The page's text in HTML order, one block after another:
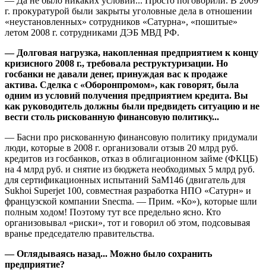
г. прокуратурой были закрыты уголовные дела в отношении
«неустановленных» сотрудников «Сатурна», «пошитые»
летом 2008 г. сотрудниками ДЭБ МВД РФ.
— Долговая нагрузка, накопленная предприятием к концу
кризисного 2008 г., требовала реструктуризации. Но
госбанки не давали денег, принуждая вас к продаже
актива. Сделка с «Оборонпромом», как говорят, была
одним из условий получения предприятием кредита. Вы
как руководитель должны были предвидеть ситуацию и не
вести столь рискованную финансовую политику...
— Басни про рискованную финансовую политику придумали
люди, которые в 2008 г. организовали отзыв 20 млрд руб.
кредитов из госбанков, отказ в облигационном займе (ФКЦБ)
на 4 млрд руб. и снятие из бюджета необходимых 5 млрд руб.
для сертификационных испытаний SaM146 (двигатель для
Sukhoi Superjet 100, совместная разработка НПО «Сатурн» и
французской компании Snecma. — Прим. «Ко»), которые шли
полным ходом! Поэтому тут все предельно ясно. Кто
организовывал «риски», тот и говорил об этом, подсовывая
вранье председателю правительства.
— Оглядываясь назад... Можно было сохранить
предприятие?